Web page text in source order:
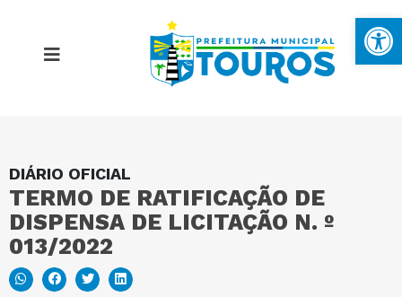
DIÁRIO OFICIAL
TERMO DE RATIFICAÇÃO DE
DISPENSA DE LICITAÇÃO N. º
013/2022
MAPA DO SITE
PORTAL DA TRANSPARÊNCIA